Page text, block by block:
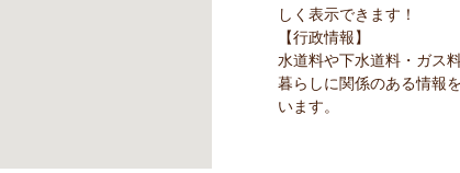
しく表示できます！
【行政情報】
水道料や下水道料・ガス料
暮らしに関係のある情報
います。